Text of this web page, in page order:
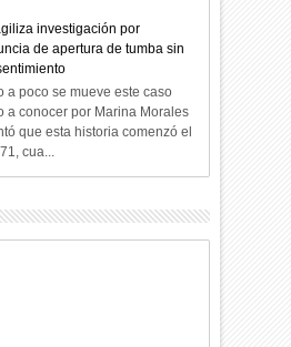
investigación por
de apertura de tumba sin
a poco se mueve este caso
a conocer por Marina Morales
que esta historia comenzó el
cua...